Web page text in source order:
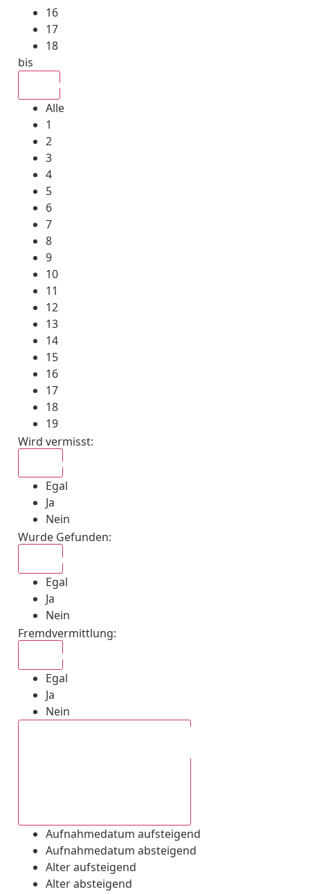
16
17
18
bis
Alle
1
2
3
4
5
6
7
8
9
10
11
12
13
14
15
16
17
18
19
Wird vermisst:
Egal
Ja
Nein
Wurde Gefunden:
Egal
Ja
Nein
Fremdvermittlung:
Egal
Ja
Nein
Aufnahmedatum aufsteigend
Aufnahmedatum absteigend
Alter aufsteigend
Alter absteigend